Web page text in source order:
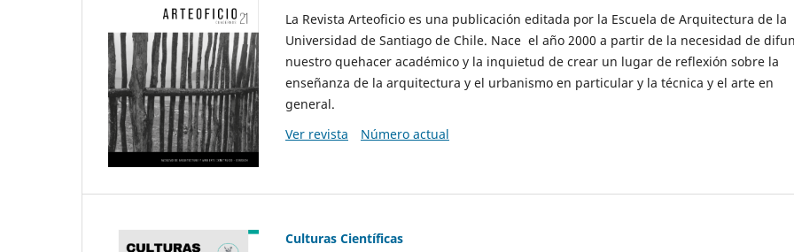
La Revista Arteoficio es una publicación editada por la Escuela de Arquitectura de la
Universidad de Santiago de Chile. Nace el año 2000 a partir de la necesidad de
nuestro quehacer académico y la inquietud de crear un lugar de reflexión sobre la
enseñanza de la arquitectura y el urbanismo en particular y la técnica y el arte en
general.
Ver revista
Número actual
Culturas Científicas